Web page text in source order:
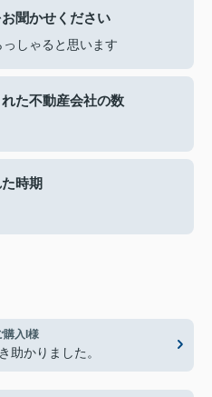
聞かせください
しゃると思います
た不動産会社の数
時期
購入I様
助かりました。